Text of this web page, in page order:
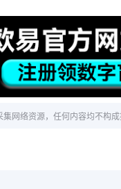
网络资源，任何内容均不构成